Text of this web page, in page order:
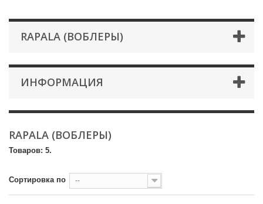
RAPALA (ВОБЛЕРЫ)
ИНФОРМАЦИЯ
RAPALA (ВОБЛЕРЫ)
Товаров: 5.
Сортировка по --